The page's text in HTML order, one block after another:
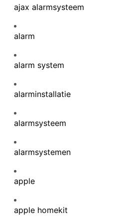
ajax alarmsysteem
alarm
alarm system
alarminstallatie
alarmsysteem
alarmsystemen
apple
apple homekit